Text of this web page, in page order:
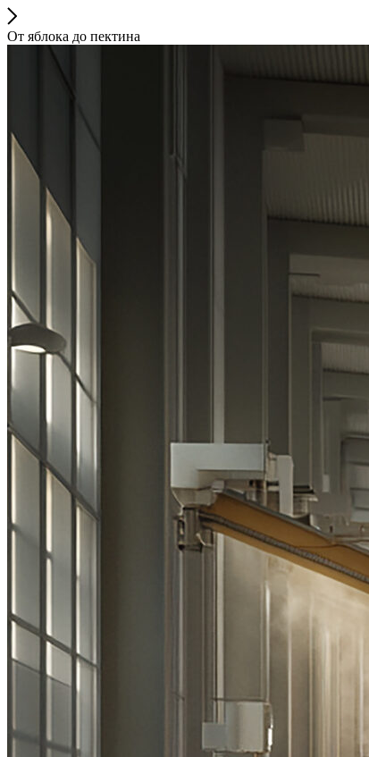
От яблока до пектина